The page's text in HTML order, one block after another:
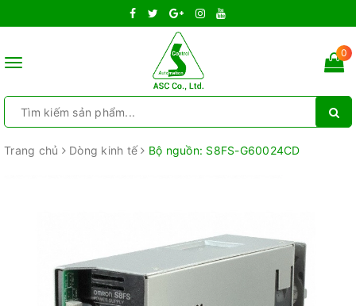
Toggle
0
Trang chủ Dòng kinh tế Bộ nguồn: S8FS-G60024CD